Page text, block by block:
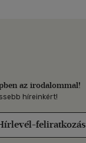
az irodalommal!
híreinkért!
feliratkozás